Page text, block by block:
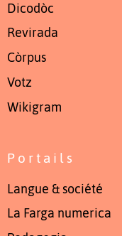
Dicodòc
Revirada
Còrpus
Votz
Wikigram
Portails
Langue & société
La Farga numerica